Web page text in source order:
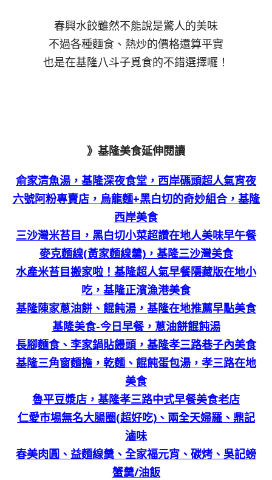
春興水餃雖然不能說是驚人的美味
不過各種麵食、熱炒的價格還算平實
也是在基隆八斗子覓食的不錯選擇囉！
》基隆美食延伸閱讀
俞家清魚湯，基隆深夜食堂，西岸碼頭超人氣宵夜
六號阿粉專賣店，烏龍麵+黑白切的奇妙組合，基隆
西岸美食
三沙灣米苔目，黑白切小菜超讚在地人美味早午餐
麥克麵線(黃家麵線羹)，基隆三沙灣美食
水產米苔目搬家啦！基隆超人氣早餐隱藏版在地小
吃，基隆正濱漁港美食
基隆陳家蔥油餅、餛飩湯，基隆在地推薦早點美食
基隆美食-今日早餐，蔥油餅餛飩湯
長腳麵食、李家鍋貼饅頭，基隆孝三路巷子內美食
基隆三角窗麵擔，乾麵、餛飩蛋包湯，孝三路在地
美食
魯平豆漿店，基隆孝三路中式早餐美食老店
仁愛市場無名大腸圈(超好吃)、兩全天婦羅、鼎記
滷味
春美肉圓、益麵線羹、全家福元宵、碳烤、吳記螃
蟹羹/油飯